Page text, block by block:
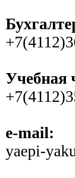
Учебная
e-mail:
yaepi-